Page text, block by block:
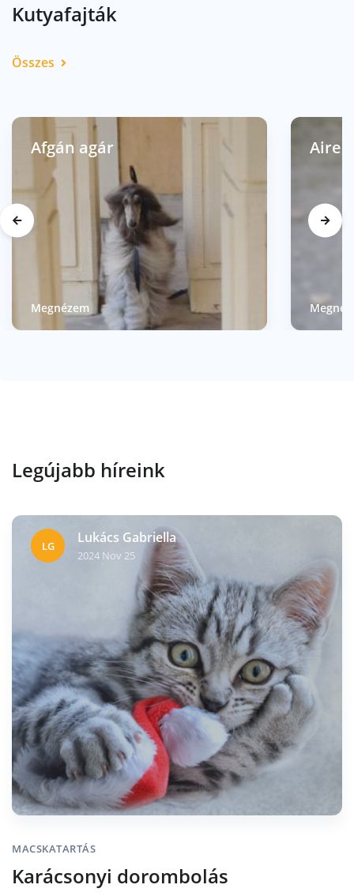
Kutyafajták
Összes
Afgán agár
Megnézem
Legújabb híreink
LG Lukács Gabriella
2024 Nov 25
MACSKATARTÁS
Karácsonyi dorombolás